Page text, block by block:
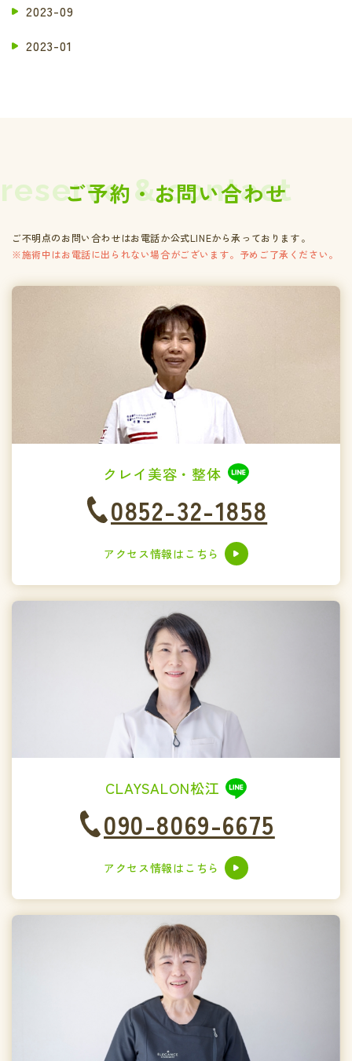
2023-09
2023-01
reserve & contact
ご予約・お問い合わせ
ご不明点のお問い合わせはお電話か公式LINEから承っております。
※施術中はお電話に出られない場合がございます。予めご了承ください。
クレイ美容・整体
0852-32-1858
アクセス情報はこちら
CLAYSALON松江
090-8069-6675
アクセス情報はこちら